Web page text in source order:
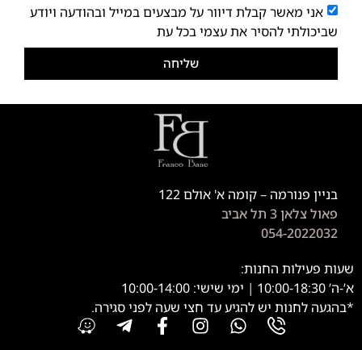
אני מאשר קבלת דיוור על מבצעים במייל ובהודעה ויודע
שביכולתי להסיר את עצמי בכל עת
שליחה
בניין פנורמה – קומה א' אולם 122
פאול צלאן 3 תל אביב
054-2022032
שעות פעילות החנות:
א’-ה’ 10:00-18:30 | ימי שישי: 10:00-14:00
*בהגעה לחנות יש להגיע עד חצי שעה לפני סגירה.